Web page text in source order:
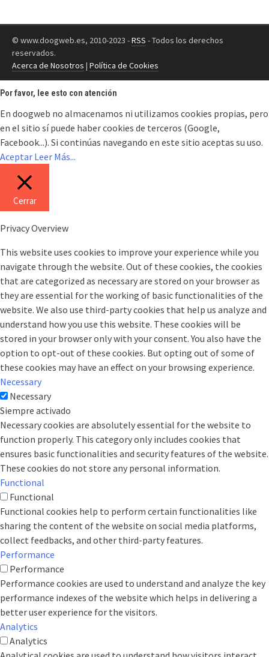
© www.doogweb.es, 2010-2023 -RSS - Todos los derechos
reservados.
Acerca de Nosotros | Política de Cookies
Por favor, lee esto con atención
En doogweb no almacenamos ni utilizamos cookies propias, pero
en el sitio sí puede haber cookies de terceros (Google,
Facebook...). Si continúas navegando en este sitio aceptas su uso.
Aceptar Leer Más...
Cerrar
Privacy Overview
This website uses cookies to improve your experience while you
navigate through the website. Out of these cookies, the cookies
that are categorized as necessary are stored on your browser as
they are essential for the working of basic functionalities of the
website. We also use third-party cookies that help us analyze and
understand how you use this website. These cookies will be
stored in your browser only with your consent. You also have the
option to opt-out of these cookies. But opting out of some of
these cookies may have an effect on your browsing experience.
Necessary
Necessary
Siempre activado
Necessary cookies are absolutely essential for the website to
function properly. This category only includes cookies that
ensures basic functionalities and security features of the website.
These cookies do not store any personal information.
Functional
Functional
Functional cookies help to perform certain functionalities like
sharing the content of the website on social media platforms,
collect feedbacks, and other third-party features.
Performance
Performance
Performance cookies are used to understand and analyze the key
performance indexes of the website which helps in delivering a
better user experience for the visitors.
Analytics
Analytics